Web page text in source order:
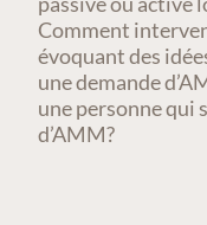
Comment
évoquant des
une demande
une personne qui
d’AMM?